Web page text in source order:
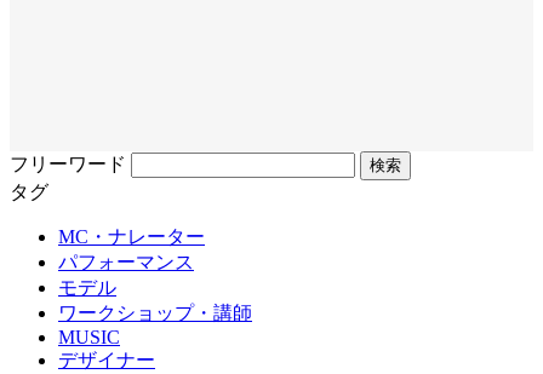
フリーワード
タグ
MC・ナレーター
パフォーマンス
モデル
ワークショップ・講師
MUSIC
デザイナー